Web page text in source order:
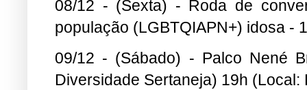
08/12 - (Sexta) - Roda de
população (LGBTQIAPN+) idosa -
09/12 - (Sábado) - Palco Nené
Diversidade Sertaneja) 19h